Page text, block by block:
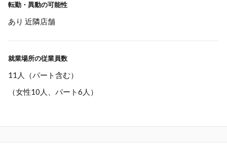
転勤・異動の可能性
あり 近隣店舗
就業場所の従業員数
11人（パート含む）
（女性10人、パート6人）